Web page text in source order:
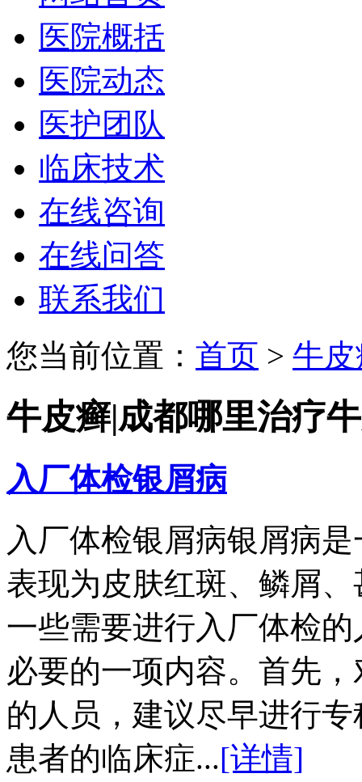
医院概括
医院动态
医护团队
临床技术
在线咨询
在线问答
联系我们
您当前位置： 首页 > 牛
牛皮癣|成都哪里治疗
入厂体检银屑病
入厂体检银屑病银屑病
表现为皮肤红斑、鳞屑
一些需要进行入厂体检
必要的一项内容。首先
的人员，建议尽早进行
患者的临床症...[详情]